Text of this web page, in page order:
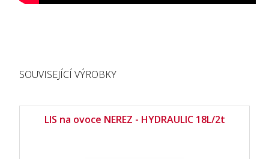
SOUVISEJÍCÍ VÝROBKY
LIS na ovoce NEREZ - HYDRAULIC 18L/2t